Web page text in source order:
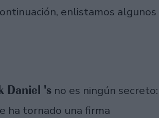
enlistamos algunos
Daniel 's no es ningún secreto:
ha tornado una firma